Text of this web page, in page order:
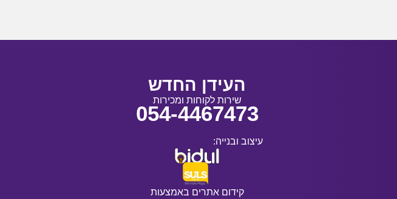
העידן החדש
שירות לקוחות ומכירות
054-4467473
עיצוב ובנייה:
קידום אתרים באמצעות